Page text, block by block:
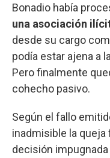
Bonadio había
una asociación
desde su cargo
podía estar ajena a
Pero finalmente
cohecho pasivo.
Según el fallo
inadmisible la queja
decisión